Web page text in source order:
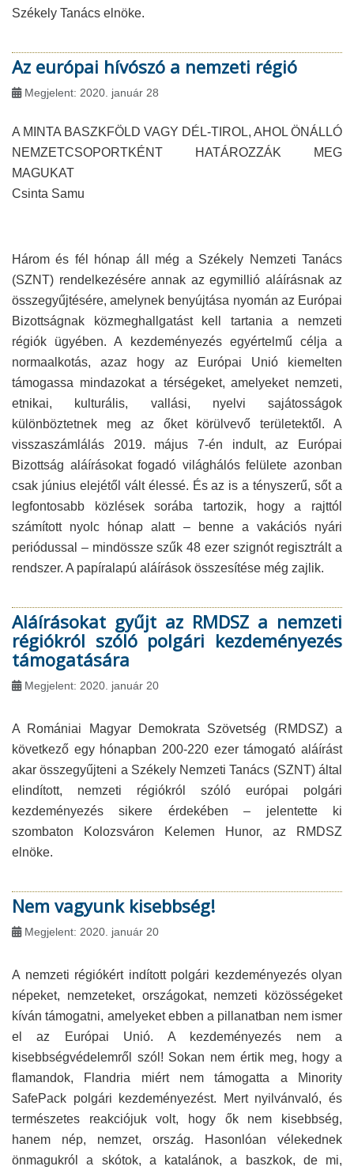
Székely Tanács elnöke.
Az európai hívószó a nemzeti régió
Megjelent: 2020. január 28
A MINTA BASZKFÖLD VAGY DÉL-TIROL, AHOL ÖNÁLLÓ
NEMZETCSOPORTKÉNT HATÁROZZÁK MEG
MAGUKAT
Csinta Samu
Három és fél hónap áll még a Székely Nemzeti Tanács
(SZNT) rendelkezésére annak az egymillió aláírásnak az
összegyűjtésére, amelynek benyújtása nyomán az Európai
Bizottságnak közmeghallgatást kell tartania a nemzeti
régiók ügyében. A kezdeményezés egyértelmű célja a
normaalkotás, azaz hogy az Európai Unió kiemelten
támogassa mindazokat a térségeket, amelyeket nemzeti,
etnikai, kulturális, vallási, nyelvi sajátosságok
különböztetnek meg az őket körülvevő területektől. A
visszaszámlálás 2019. május 7-én indult, az Európai
Bizottság aláírásokat fogadó világhálós felülete azonban
csak június elejétől vált élessé. És az is a tényszerű, sőt a
legfontosabb közlések sorába tartozik, hogy a rajttól
számított nyolc hónap alatt – benne a vakációs nyári
periódussal – mindössze szűk 48 ezer szignót regisztrált a
rendszer. A papíralapú aláírások összesítése még zajlik.
Aláírásokat gyűjt az RMDSZ a nemzeti
régiókról szóló polgári kezdeményezés
támogatására
Megjelent: 2020. január 20
A Romániai Magyar Demokrata Szövetség (RMDSZ) a
következő egy hónapban 200-220 ezer támogató aláírást
akar összegyűjteni a Székely Nemzeti Tanács (SZNT) által
elindított, nemzeti régiókról szóló európai polgári
kezdeményezés sikere érdekében – jelentette ki
szombaton Kolozsváron Kelemen Hunor, az RMDSZ
elnöke.
Nem vagyunk kisebbség!
Megjelent: 2020. január 20
A nemzeti régiókért indított polgári kezdeményezés olyan
népeket, nemzeteket, országokat, nemzeti közösségeket
kíván támogatni, amelyeket ebben a pillanatban nem ismer
el az Európai Unió. A kezdeményezés nem a
kisebbségvédelemről szól! Sokan nem értik meg, hogy a
flamandok, Flandria miért nem támogatta a Minority
SafePack polgári kezdeményezést. Mert nyilvánvaló, és
természetes reakciójuk volt, hogy ők nem kisebbség,
hanem nép, nemzet, ország. Hasonlóan vélekednek
önmagukról a skótok, a katalánok, a baszkok, de mi,